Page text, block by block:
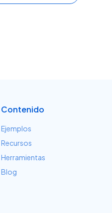
Contenido
Ejemplos
Recursos
Herramientas
Blog